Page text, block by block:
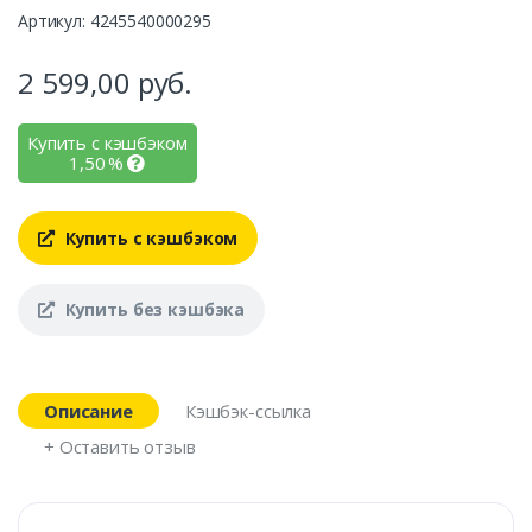
Артикул: 4245540000295
2 599,00 руб.
Купить с кэшбэком
1,50%
Купить с кэшбэком
Купить без кэшбэка
Описание
Кэшбэк-ссылка
+ Оставить отзыв